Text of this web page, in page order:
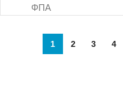
ΦΠΑ
1 2 3 4